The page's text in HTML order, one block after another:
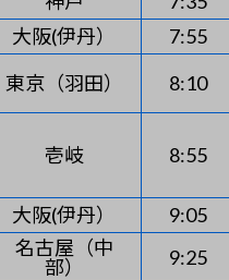
大阪(伊丹） 7:55
東京（羽田） 8:10
壱岐 8:55
大阪(伊丹） 9:05
名古屋（中
部）
9:25